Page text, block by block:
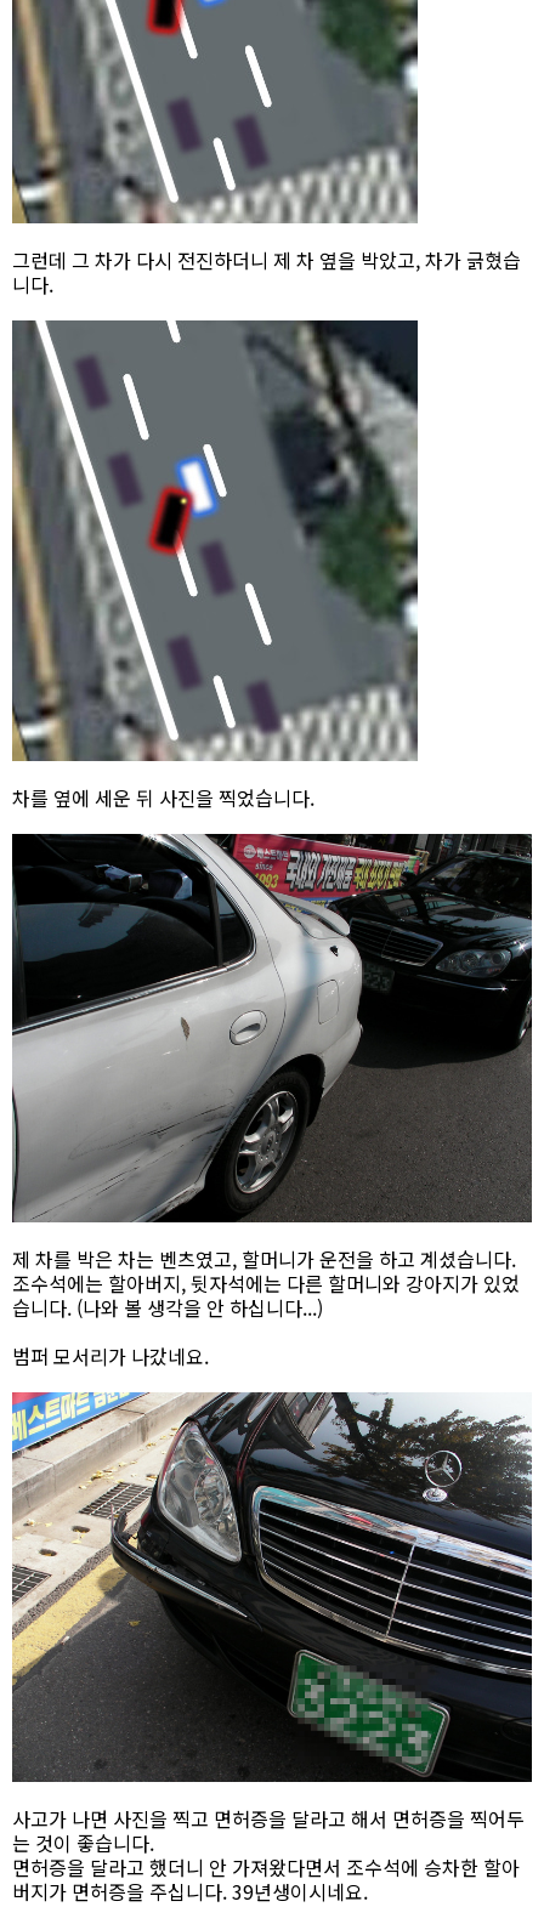
그런데 그 차가 다시 전진하더니 제 차 옆을 박았고, 차가 긁혔습
니다.
차를 옆에 세운 뒤 사진을 찍었습니다.
제 차를 박은 차는 벤츠였고, 할머니가 운전을 하고 계셨습니다.
조수석에는 할아버지, 뒷자석에는 다른 할머니와 강아지가 있었
습니다. (나와 볼 생각을 안 하십니다...)
범퍼 모서리가 나갔네요.
사고가 나면 사진을 찍고 면허증을 달라고 해서 면허증을 찍어두
는 것이 좋습니다.
면허증을 달라고 했더니 안 가져왔다면서 조수석에 승차한 할아
버지가 면허증을 주십니다. 39년생이시네요.